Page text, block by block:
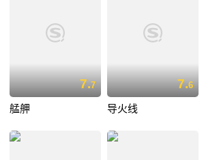
7.7
艋舺
7.6
导火线